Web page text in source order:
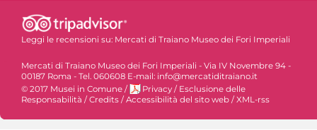
Leggi le recensioni su: Mercati di Traiano Museo dei Fori Imperiali
Mercati di Traiano Museo dei Fori Imperiali - Via IV Novembre 94 -
00187 Roma - Tel. 060608 E-mail: info@mercatiditraiano.it
© 2017 Musei in Comune / Privacy / Esclusione delle
Responsabilità / Credits / Accessibilità del sito web / XML-rss